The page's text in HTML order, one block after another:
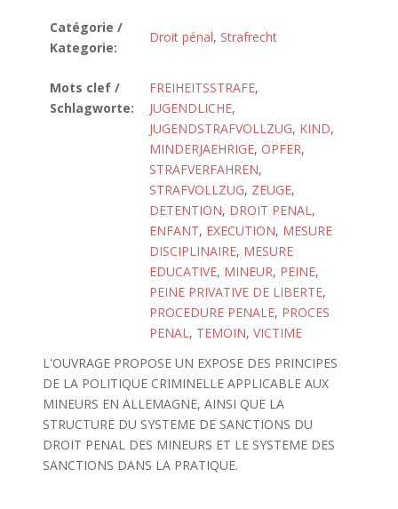
Catégorie /
Kategorie:
Droit pénal, Strafrecht
Mots clef /
Schlagworte:
FREIHEITSSTRAFE,
JUGENDLICHE,
JUGENDSTRAFVOLLZUG, KIND,
MINDERJAEHRIGE, OPFER,
STRAFVERFAHREN,
STRAFVOLLZUG, ZEUGE,
DETENTION, DROIT PENAL,
ENFANT, EXECUTION, MESURE
DISCIPLINAIRE, MESURE
EDUCATIVE, MINEUR, PEINE,
PEINE PRIVATIVE DE LIBERTE,
PROCEDURE PENALE, PROCES
PENAL, TEMOIN, VICTIME
L'OUVRAGE PROPOSE UN EXPOSE DES PRINCIPES
DE LA POLITIQUE CRIMINELLE APPLICABLE AUX
MINEURS EN ALLEMAGNE, AINSI QUE LA
STRUCTURE DU SYSTEME DE SANCTIONS DU
DROIT PENAL DES MINEURS ET LE SYSTEME DES
SANCTIONS DANS LA PRATIQUE.